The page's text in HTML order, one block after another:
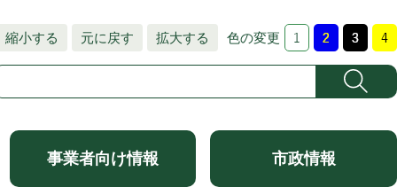
縮小する 元に戻す 拡大する 色の変更
事業者向け情報 市政情報